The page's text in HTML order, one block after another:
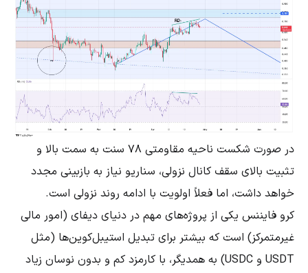
در صورت شکست ناحیه مقاومتی ۷۸ سنت به سمت بالا و
تثبیت بالای سقف کانال نزولی، سناریو نیاز به بازبینی مجدد
خواهد داشت، اما فعلاً اولویت با ادامه روند نزولی است.
کرو فایننس یکی از پروژه‌های مهم در دنیای دیفای (امور مالی
غیرمتمرکز) است که بیشتر برای تبدیل استیبل‌کوین‌ها (مثل
USDT و USDC) به همدیگر، با کارمزد کم و بدون نوسان زیاد